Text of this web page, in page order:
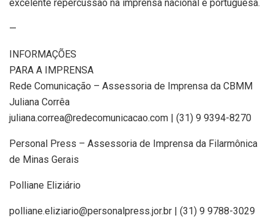
excelente repercussão na imprensa nacional e portuguesa.
—
INFORMAÇÕES
PARA A IMPRENSA
Rede Comunicação – Assessoria de Imprensa da CBMM
Juliana Corrêa
juliana.correa@redecomunicacao.com | (31) 9 9394-8270
Personal Press – Assessoria de Imprensa da Filarmônica
de Minas Gerais
Polliane Eliziário
polliane.eliziario@personalpress.jor.br | (31) 9 9788-3029